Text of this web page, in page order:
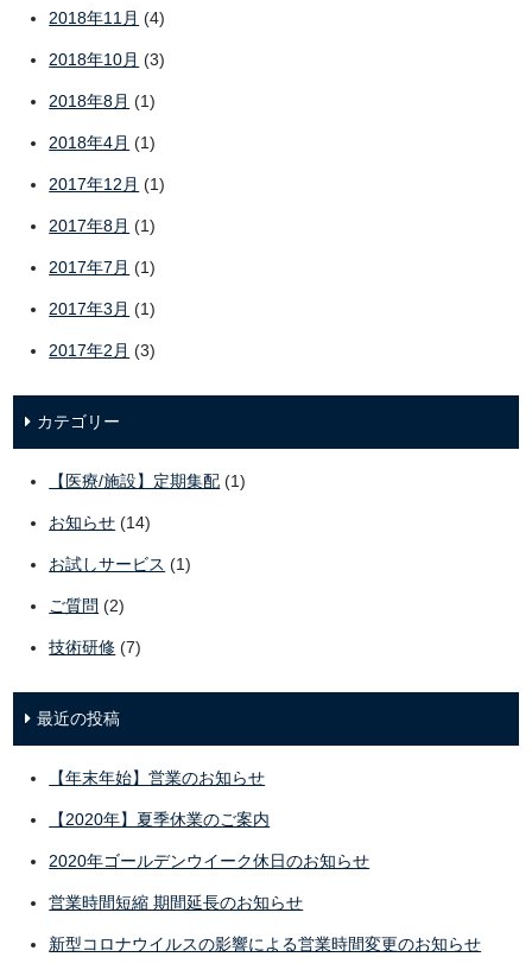
2018年11月 (4)
2018年10月 (3)
2018年8月 (1)
2018年4月 (1)
2017年12月 (1)
2017年8月 (1)
2017年7月 (1)
2017年3月 (1)
2017年2月 (3)
カテゴリー
【医療/施設】定期集配 (1)
お知らせ (14)
お試しサービス (1)
ご質問 (2)
技術研修 (7)
最近の投稿
【年末年始】営業のお知らせ
【2020年】夏季休業のご案内
2020年ゴールデンウイーク休日のお知らせ
営業時間短縮 期間延長のお知らせ
新型コロナウイルスの影響による営業時間変更のお知らせ